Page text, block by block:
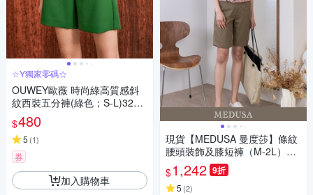
☆Y獨家零碼☆
OUWEY歐薇 時尚綠高質感斜
紋西裝五分褲(綠色；S-L)3223
396003
$480
5 (1)
券
加入購物車
現貨【MEDUSA 曼度莎】條紋
腰頭裝飾及膝短褲（M-2L）｜
女短褲 褲子 加大尺碼
$1,242 9折
5 (2)